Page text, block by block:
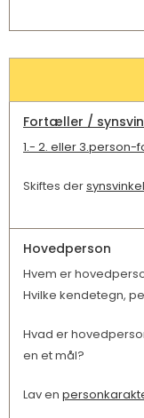
Fortæller /
1.- 2. eller
Skiftes dersynsvinkel
Hovedperson
Hvem er
Hvilke kendetegn,
Hvad er
en et mål?
Lav en